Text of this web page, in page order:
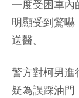
一度受困車內
明顯受到驚嚇
送醫。
警方對柯男進
疑為誤踩油門